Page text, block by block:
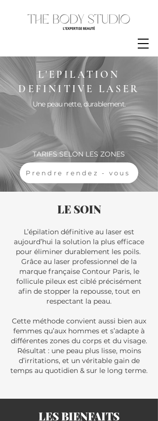
L'EPILATION
DEFINITIVE LASER
Une peau nette, durablement.
TARIFS SELON LES ZONES
Prendre rendez - vous
LE SOIN
L’épilation définitive au laser est
aujourd’hui la solution la plus efficace
pour éliminer durablement les poils.
Grâce au laser professionnel de la
marque française Contour Paris, le
follicule pileux est ciblé précisément
afin de stopper la repousse, tout en
respectant la peau.
Cette méthode convient aussi bien aux
femmes qu’aux hommes et s’adapte à
différentes zones du corps et du visage.
Résultat : une peau plus lisse, moins
d’irritations, et un véritable gain de
temps au quotidien & sur le long terme.
LES BIENFAITS